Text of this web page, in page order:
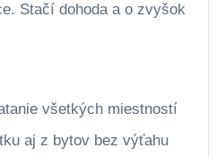
Stačí dohoda a o zvyšok
všetkých miestností
aj z bytov bez výťahu